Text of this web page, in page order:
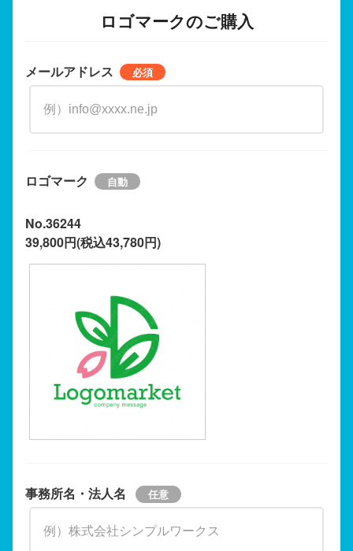
ロゴマークのご購入
メールアドレス
ロゴマーク
No.36244
39,800円(税込43,780円)
事務所名・法人名